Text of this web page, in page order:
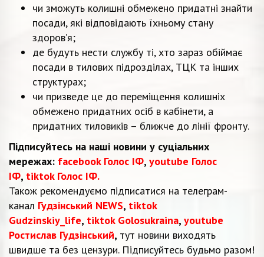
чи зможуть колишні обмежено придатні знайти
посади, які відповідають їхньому стану
здоров’я;
де будуть нести службу ті, хто зараз обіймає
посади в тилових підрозділах, ТЦК та інших
структурах;
чи призведе це до переміщення колишніх
обмежено придатних осіб в кабінети, а
придатних тиловиків – ближче до лінії фронту.
Підписуйтесь на наші новини у суціальних
мережах: facebook Голос ІФ, youtube Голос
ІФ, tiktok Голос ІФ.
Також рекомендуємо підписатися на телеграм-
канал Гудзінський NEWS, tiktok
Gudzinskiy_life, tiktok Golosukraina, youtube
Ростислав Гудзінський, тут новини виходять
швидше та без цензури. Підписуйтесь будьмо разом!